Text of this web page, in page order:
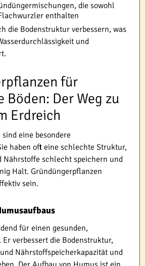
die sowohl
enthalten
die Bodenstruktur verbessern, was
und
für
Böden: Der Weg zu
Erdreich
eine besondere
haben oft eine schlechte Struktur,
Nährstoffe schlecht speichern und
Halt. Gründüngerpflanzen
sein.
für einen gesunden,
verbessert die Bodenstruktur,
Nährstoffspeicherkapazität und